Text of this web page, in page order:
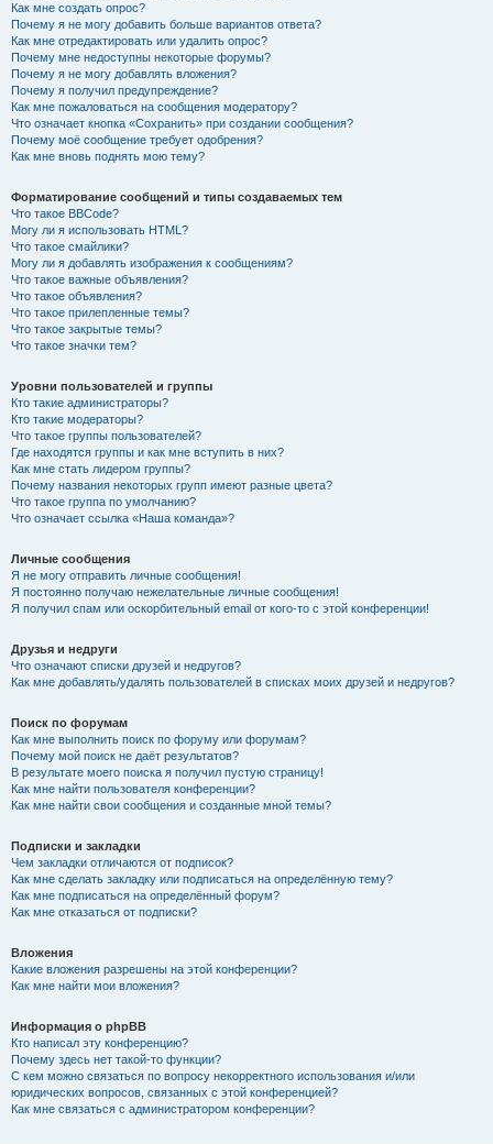
Как мне создать опрос?
Почему я не могу добавить больше вариантов ответа?
Как мне отредактировать или удалить опрос?
Почему мне недоступны некоторые форумы?
Почему я не могу добавлять вложения?
Почему я получил предупреждение?
Как мне пожаловаться на сообщения модератору?
Что означает кнопка «Сохранить» при создании сообщения?
Почему моё сообщение требует одобрения?
Как мне вновь поднять мою тему?
Форматирование сообщений и типы создаваемых тем
Что такое BBCode?
Могу ли я использовать HTML?
Что такое смайлики?
Могу ли я добавлять изображения к сообщениям?
Что такое важные объявления?
Что такое объявления?
Что такое прилепленные темы?
Что такое закрытые темы?
Что такое значки тем?
Уровни пользователей и группы
Кто такие администраторы?
Кто такие модераторы?
Что такое группы пользователей?
Где находятся группы и как мне вступить в них?
Как мне стать лидером группы?
Почему названия некоторых групп имеют разные цвета?
Что такое группа по умолчанию?
Что означает ссылка «Наша команда»?
Личные сообщения
Я не могу отправить личные сообщения!
Я постоянно получаю нежелательные личные сообщения!
Я получил спам или оскорбительный email от кого-то с этой конференции!
Друзья и недруги
Что означают списки друзей и недругов?
Как мне добавлять/удалять пользователей в списках моих друзей и недругов?
Поиск по форумам
Как мне выполнить поиск по форуму или форумам?
Почему мой поиск не даёт результатов?
В результате моего поиска я получил пустую страницу!
Как мне найти пользователя конференции?
Как мне найти свои сообщения и созданные мной темы?
Подписки и закладки
Чем закладки отличаются от подписок?
Как мне сделать закладку или подписаться на определённую тему?
Как мне подписаться на определённый форум?
Как мне отказаться от подписки?
Вложения
Какие вложения разрешены на этой конференции?
Как мне найти мои вложения?
Информация о phpBB
Кто написал эту конференцию?
Почему здесь нет такой-то функции?
С кем можно связаться по вопросу некорректного использования и/или
юридических вопросов, связанных с этой конференцией?
Как мне связаться с администратором конференции?